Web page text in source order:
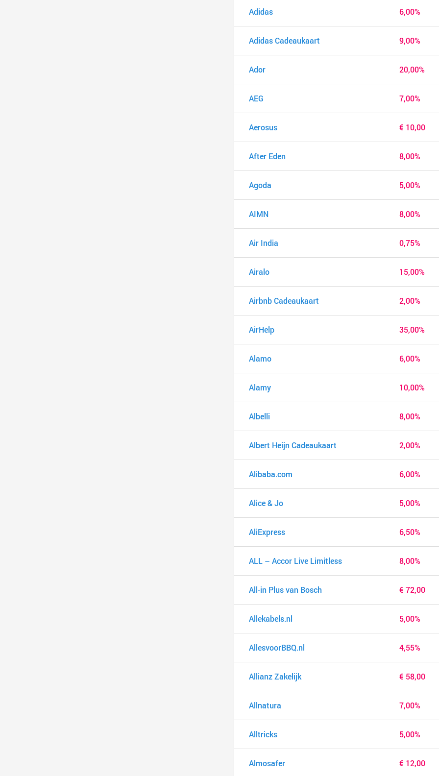
Adidas 6,00%
Adidas Cadeaukaart 9,00%
Ador 20,00%
AEG 7,00%
Aerosus € 10,00
After Eden 8,00%
Agoda 5,00%
AIMN 8,00%
Air India 0,75%
Airalo 15,00%
Airbnb Cadeaukaart 2,00%
AirHelp 35,00%
Alamo 6,00%
Alamy 10,00%
Albelli 8,00%
Albert Heijn Cadeaukaart 2,00%
Alibaba.com 6,00%
Alice & Jo 5,00%
AliExpress 6,50%
ALL – Accor Live Limitless 8,00%
All-in Plus van Bosch € 72,00
Allekabels.nl 5,00%
AllesvoorBBQ.nl 4,55%
Allianz Zakelijk € 58,00
Allnatura 7,00%
Alltricks 5,00%
Almosafer € 12,00